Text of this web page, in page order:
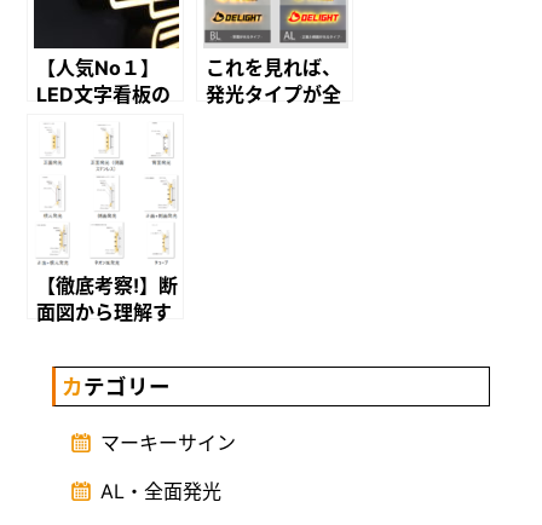
カテゴリー
マーキーサイン
AL・全面発光
【人気No１】
LED文字看板の
王道 正面発光に
ついて
これを見れば、
発光タイプが全
【徹底考察!】断
面図から理解す
組み